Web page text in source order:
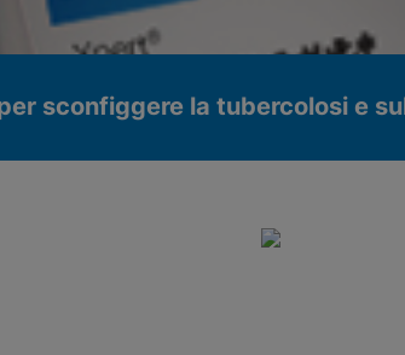
sconfiggere la tubercolosi e